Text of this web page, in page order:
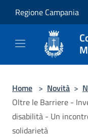
Regione Campania
Home > Novità >
Oltre le Barriere -
disabilità - Un
solidarietà